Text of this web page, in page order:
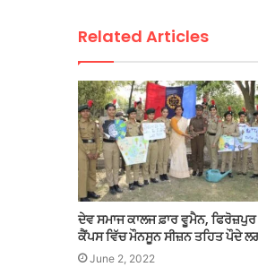
Related Articles
ਦੇਵ ਸਮਾਜ ਕਾਲਜ ਫ਼ਾਰ ਵੂਮੈਨ,
ਕੈਂਪਸ ਵਿੱਚ ਮੌਨਸੂਨ ਸੀਜ਼ਨ ਤਹਿਤ ਪੌਦੇ
June 2, 2022